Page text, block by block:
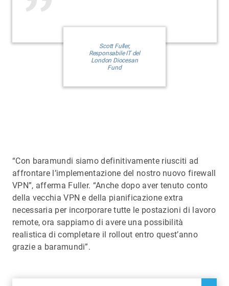
Scott Fuller,
Responsabile IT del
London Diocesan
Fund
“Con baramundi siamo definitivamente riusciti ad
affrontare l’implementazione del nostro nuovo firewall
VPN”, afferma Fuller. “Anche dopo aver tenuto conto
della vecchia VPN e della pianificazione extra
necessaria per incorporare tutte le postazioni di lavoro
remote, ora sappiamo di avere una possibilità
realistica di completare il rollout entro quest’anno
grazie a baramundi”.